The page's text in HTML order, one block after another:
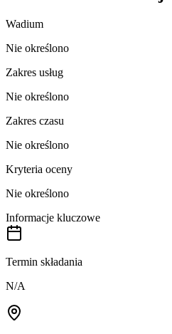
Wadium
Nie określono
Zakres usług
Nie określono
Zakres czasu
Nie określono
Kryteria oceny
Nie określono
Informacje kluczowe
Termin składania
N/A